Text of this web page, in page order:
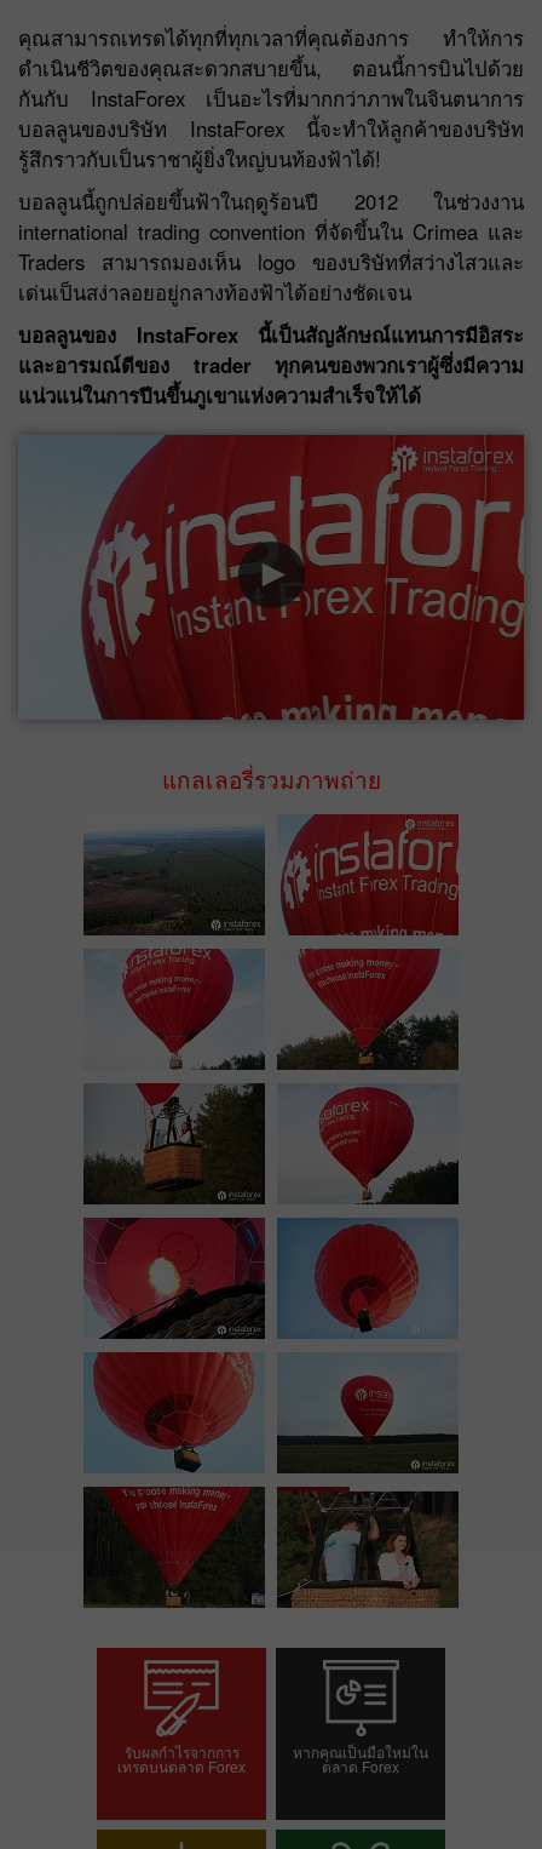
คุณสามารถเทรดได้ทุกที่ทุกเวลาที่คุณต้องการ ทำให้การ
ดำเนินชีวิตของคุณสะดวกสบายขึ้น, ตอนนี้การบินไปด้วย
กันกับ InstaForex เป็นอะไรที่มากกว่าภาพในจินตนาการ
บอลลูนของบริษัท InstaForex นี้จะทำให้ลูกค้าของบริษัท
รู้สึกราวกับเป็นราชาผู้ยิ่งใหญ่บนท้องฟ้าได้!
บอลลูนนี้ถูกปล่อยขึ้นฟ้าในฤดูร้อนปี 2012 ในช่วงงาน
international trading convention ที่จัดขึ้นใน Crimea และ
Traders สามารถมองเห็น logo ของบริษัทที่สว่างไสวและ
เด่นเป็นสง่าลอยอยู่กลางท้องฟ้าได้อย่างชัดเจน
บอลลูนของ InstaForex นี้เป็นสัญลักษณ์แทนการมีอิสระ
และอารมณ์ดีของ trader ทุกคนของพวกเราผู้ซึ่งมีความ
แน่วแน่ในการปีนขึ้นภูเขาแห่งความสำเร็จให้ได้
แกลเลอรี่รวมภาพถ่าย
รับผลกำไรจากการ
เทรดบนตลาด Forex
หากคุณเป็นมือใหม่ใน
ตลาด Forex